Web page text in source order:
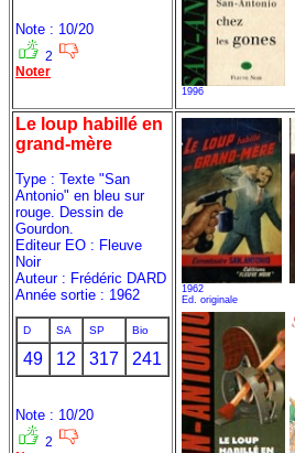
Note : 10/20
2
Noter
1996
Le loup habillé en
grand-mère
Type : Texte "San
Antonio" en bleu sur
rouge. Dessin de
Gourdon.
Editeur EO : Fleuve
Noir
Auteur : Frédéric DARD
Année sortie : 1962
D SA SP Bio
49 12 317 241
Note : 10/20
2
1962
Ed. originale